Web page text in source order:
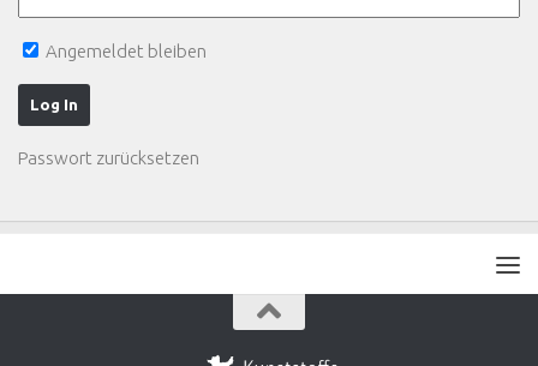
Angemeldet bleiben
Passwort zurücksetzen